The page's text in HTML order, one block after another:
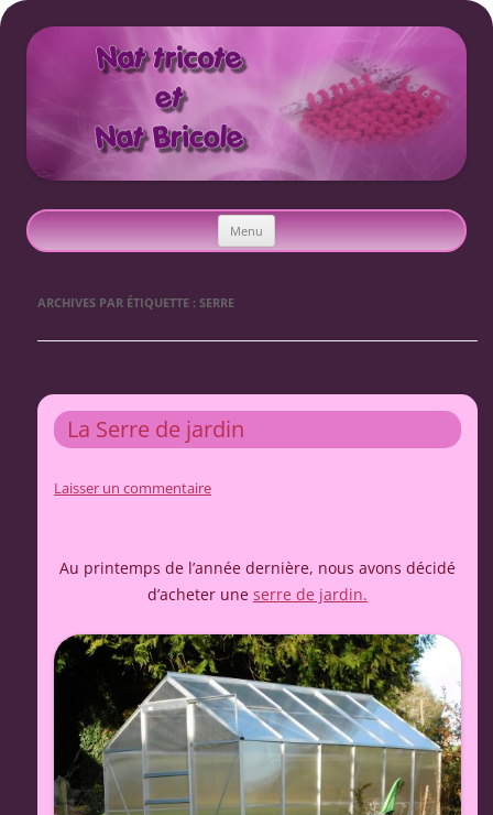
Menu Aller
au
contenu
ARCHIVES PAR ÉTIQUETTE : SERRE
La Serre de jardin
Laisser un commentaire
Au printemps de l’année dernière, nous avons décidé
d’acheter une serre de jardin.